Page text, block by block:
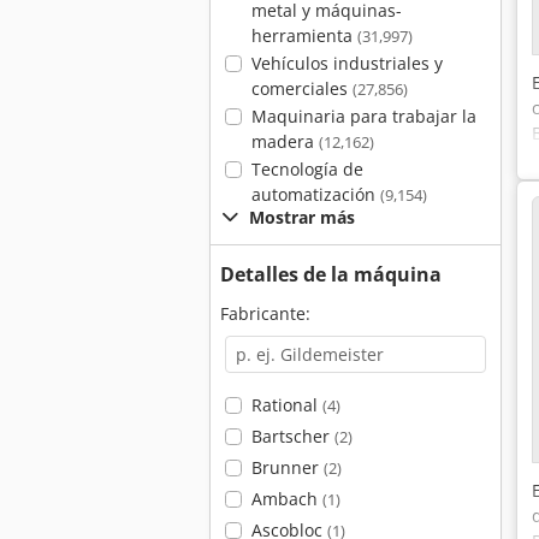
metal y máquinas-
herramienta (31,997)
Vehículos industriales y
comerciales (27,856)
Maquinaria para trabajar la
madera (12,162)
Tecnología de
automatización (9,154)
Mostrar más
Detalles de la máquina
Fabricante:
Rational (4)
Bartscher (2)
Brunner (2)
Ambach (1)
Ascobloc (1)